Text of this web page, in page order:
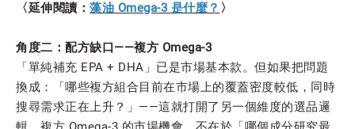
〈延伸閱讀： 藻油 Omega-3 是什麼？ 〉
角度二：配方缺口——複方 Omega-3
「單純補充 EPA + DHA」已是市場基本款。但如果把問題
換成：「哪些複方組合目前在市場上的覆蓋密度較低，同時
搜尋需求正在上升？」——這就打開了另一個維度的選品邏